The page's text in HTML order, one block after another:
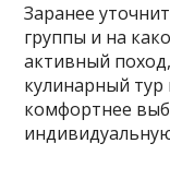
Заранее
группы и на
активный
кулинарный
комфортнее